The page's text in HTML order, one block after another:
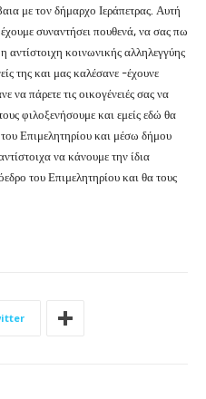
με τον δήμαρχο Ιεράπετρας. Αυτή
έχουμε συναντήσει πουθενά, να σας πω
αντίστοιχη κοινωνικής αλληλεγγύης
της και μας καλέσανε -έχουνε
να πάρετε τις οικογένειές σας να
φιλοξενήσουμε και εμείς εδώ θα
Επιμελητηρίου και μέσω δήμου
να κάνουμε την ίδια
του Επιμελητηρίου και θα τους